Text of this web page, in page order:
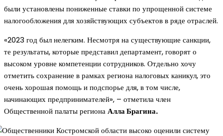
были установлены пониженные ставки по упрощенной системе
налогообложения для хозяйствующих субъектов в ряде отраслей.
«2023 год был нелегким. Несмотря на существующие санкции,
те результаты, которые представил департамент, говорят о
высоком уровне компетенции сотрудников. Отдельно хочу
отметить сохранение в рамках региона налоговых каникул, это
очень хорошая помощь и подспорье для, в том числе,
начинающих предпринимателей», – отметила член
Общественной палаты регионаАлла Брагина.